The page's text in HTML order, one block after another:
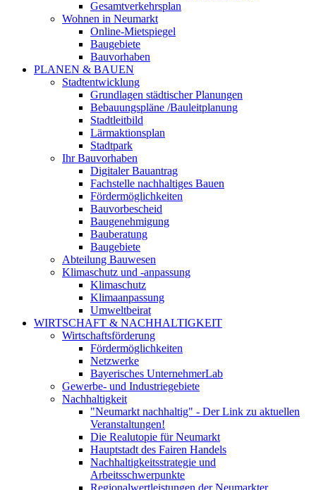
Gesamtverkehrsplan
Wohnen in Neumarkt
Online-Mietspiegel
Baugebiete
Bauvorhaben
PLANEN & BAUEN
Stadtentwicklung
Grundlagen städtischer Planungen
Bebauungspläne /Bauleitplanung
Stadtleitbild
Lärmaktionsplan
Stadtpark
Ihr Bauvorhaben
Digitaler Bauantrag
Fachstelle nachhaltiges Bauen
Fördermöglichkeiten
Bauvorbescheid
Baugenehmigung
Bauberatung
Baugebiete
Abteilung Bauwesen
Klimaschutz und -anpassung
Klimaschutz
Klimaanpassung
Umweltbeirat
WIRTSCHAFT & NACHHALTIGKEIT
Wirtschaftsförderung
Fördermöglichkeiten
Netzwerke
Bayerisches UnternehmerLab
Gewerbe- und Industriegebiete
Nachhaltigkeit
"Neumarkt nachhaltig" - Der Link zu aktuellen
Veranstaltungen!
Die Realutopie für Neumarkt
Hauptstadt des Fairen Handels
Nachhaltigkeitsstrategie und
Arbeitsschwerpunkte
Regionalwertleistungen der Neumarkter